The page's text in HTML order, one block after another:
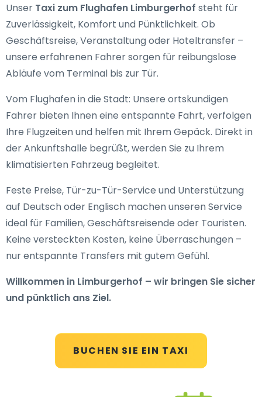
BUCHEN SIE EIN TAXI
Unser Taxi zum Flughafen Limburgerhof steht für
Zuverlässigkeit, Komfort und Pünktlichkeit. Ob
Geschäftsreise, Veranstaltung oder Hoteltransfer –
unsere erfahrenen Fahrer sorgen für reibungslose
Abläufe vom Terminal bis zur Tür.
Vom Flughafen in die Stadt: Unsere ortskundigen
Fahrer bieten Ihnen eine entspannte Fahrt, verfolgen
Ihre Flugzeiten und helfen mit Ihrem Gepäck. Direkt in
der Ankunftshalle begrüßt, werden Sie zu Ihrem
klimatisierten Fahrzeug begleitet.
Feste Preise, Tür-zu-Tür-Service und Unterstützung
auf Deutsch oder Englisch machen unseren Service
ideal für Familien, Geschäftsreisende oder Touristen.
Keine versteckten Kosten, keine Überraschungen –
nur entspannte Transfers mit gutem Gefühl.
Willkommen in Limburgerhof – wir bringen Sie sicher
und pünktlich ans Ziel.